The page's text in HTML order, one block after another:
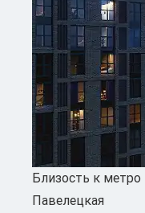
Близость к метро
Павелецкая